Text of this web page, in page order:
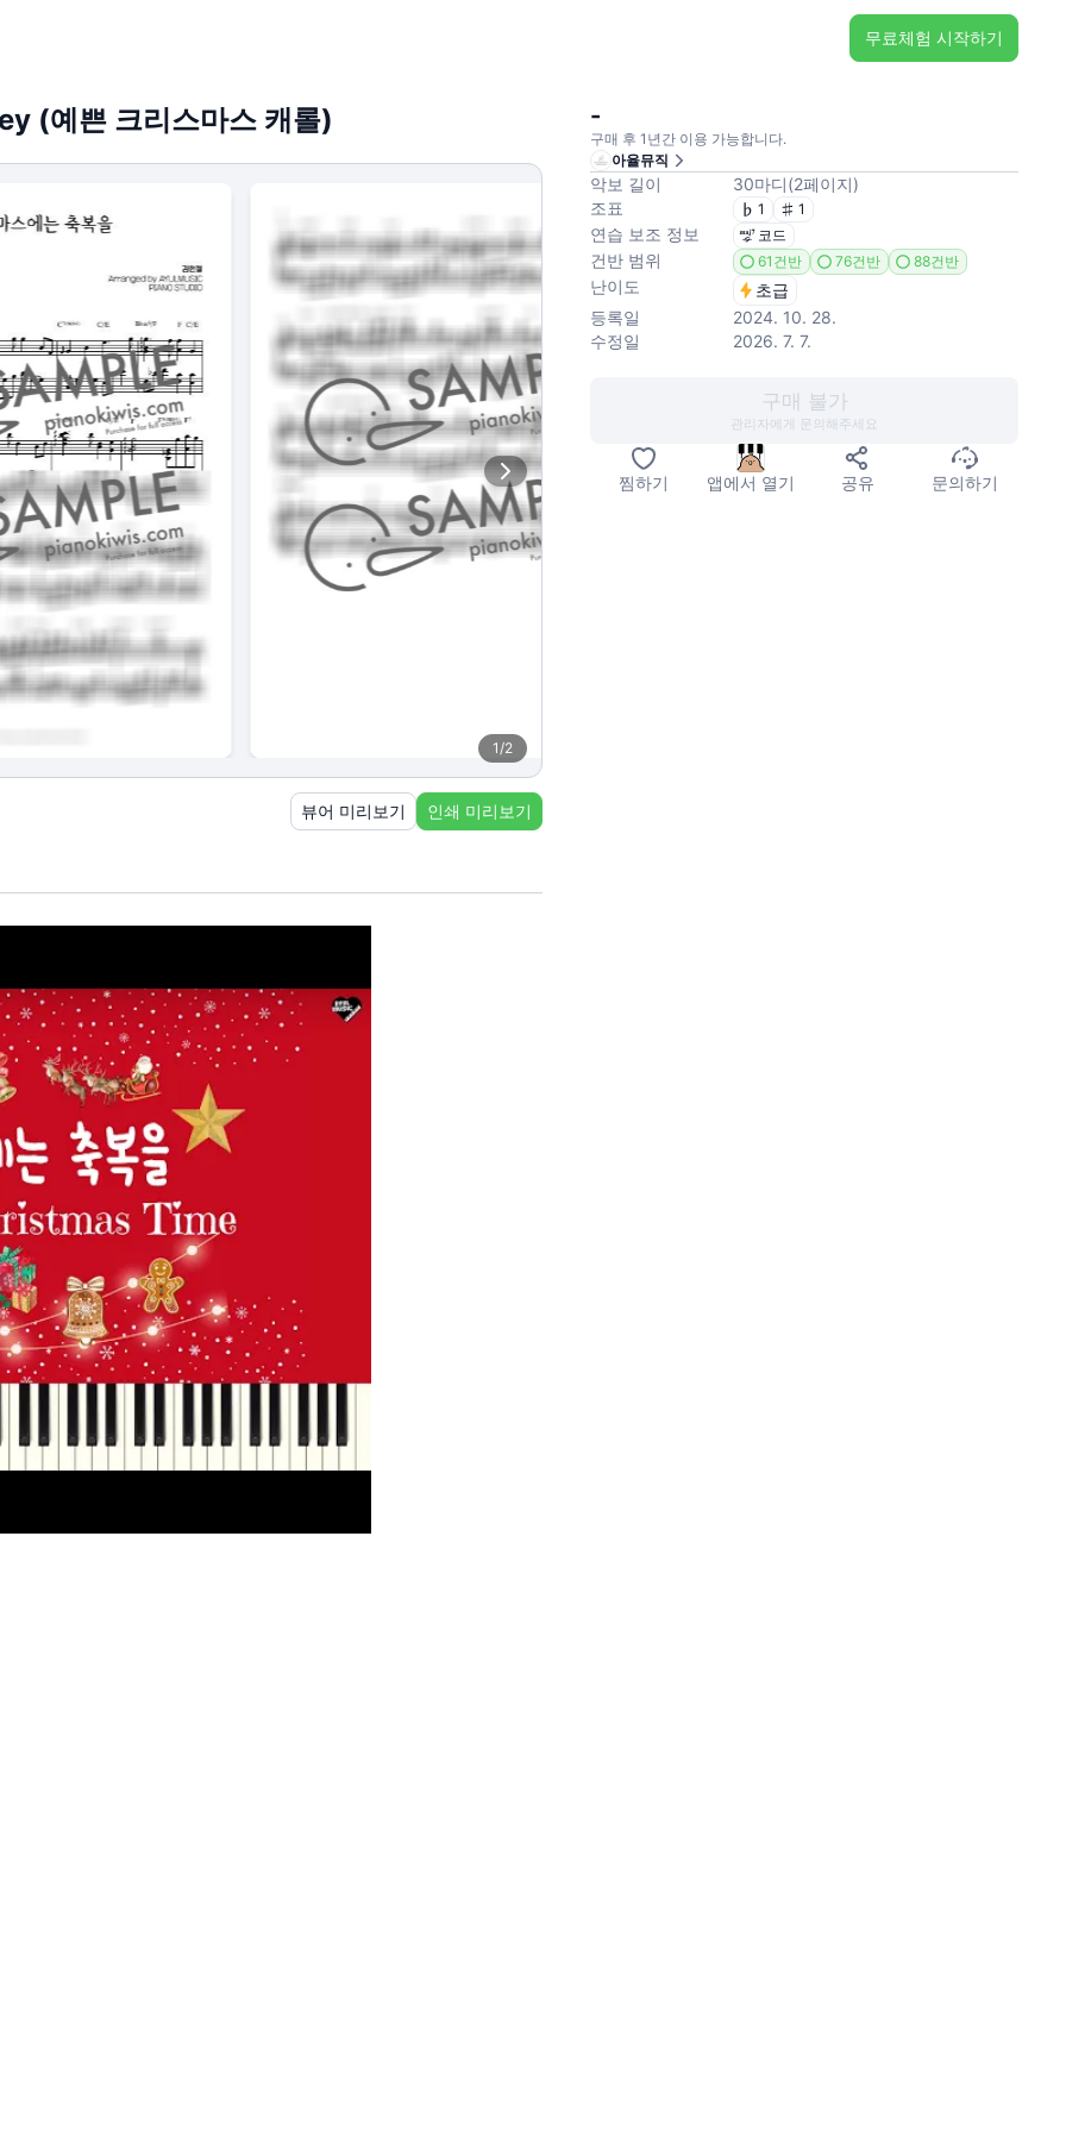
무료체험 시작하기
(예쁜 크리스마스 캐롤)
1/2
뷰어 미리보기 인쇄 미리보기
-
구매 후 1년간 이용 가능합니다.
아율뮤직
악보 길이 30마디(2페이지)
조표
1 1
연습 보조 정보 코드
건반 범위 61건반 76건반 88건반
난이도
초급
등록일
2024. 10. 28.
수정일
2026. 7. 7.
구매 불가
관리자에게 문의해주세요
찜하기 앱에서 열기 공유 문의하기